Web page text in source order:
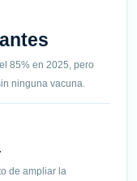
85% en 2025, pero
ninguna vacuna.
de ampliar la